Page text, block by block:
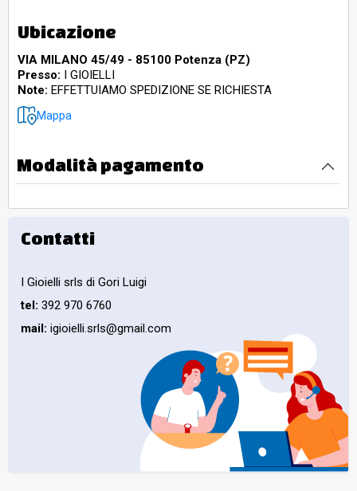
Ubicazione
VIA MILANO 45/49 - 85100 Potenza (PZ)
Presso: I GIOIELLI
Note: EFFETTUIAMO SPEDIZIONE SE RICHIESTA
Mappa
Modalità pagamento
Contatti
I Gioielli srls di Gori Luigi
tel: 392 970 6760
mail: igioielli.srls@gmail.com